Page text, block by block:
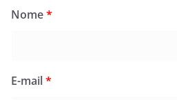
Nome*
E-mail*